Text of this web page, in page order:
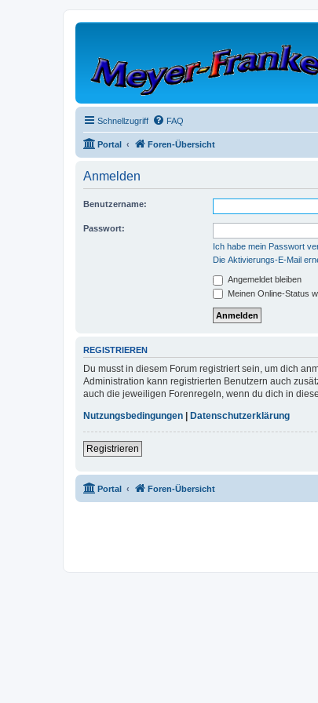
Schnellzugriff FAQ
Portal Foren-Übersicht
Anmelden
Benutzername:
Passwort:
Ich habe mein Passwort
Die Aktivierungs-E-Mail
Angemeldet bleiben
Meinen Online-Status
REGISTRIEREN
Du musst in diesem Forum registriert sein, um dich
Administration kann registrierten Benutzern auch
auch die jeweiligen Forenregeln, wenn du dich in
Nutzungsbedingungen | Datenschutzerklärung
Registrieren
Portal Foren-Übersicht